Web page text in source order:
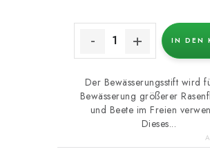
IN DEN
Der Bewässerungsstift wird
Bewässerung größerer
und Beete im Freien
Dieses...